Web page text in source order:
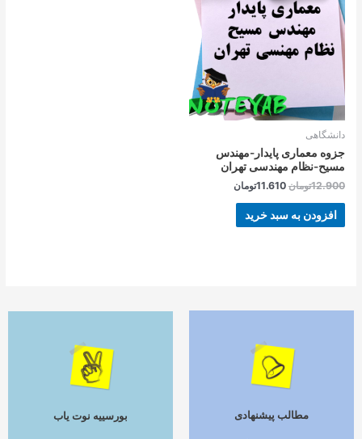
دانشگاهی
جزوه معماری پایدار-مهندس
مسیح-نظام مهندسی تهران
12.900تومان
بود.
11.610تومان
است.
افزودن به سبد خرید
مطالب پیشنهادی
ادامه مطلب بورسییه نوت یاب
ادامه مطلب